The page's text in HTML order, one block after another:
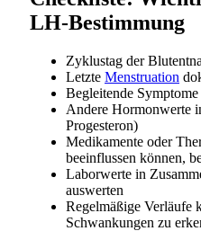
LH-Bestimmung
Zyklustag der
Letzte Menstruation
Begleitende
Andere Hormonwerte
Progesteron)
Medikamente oder
beeinflussen können,
Laborwerte in
auswerten
Regelmäßige Verläufe
Schwankungen zu